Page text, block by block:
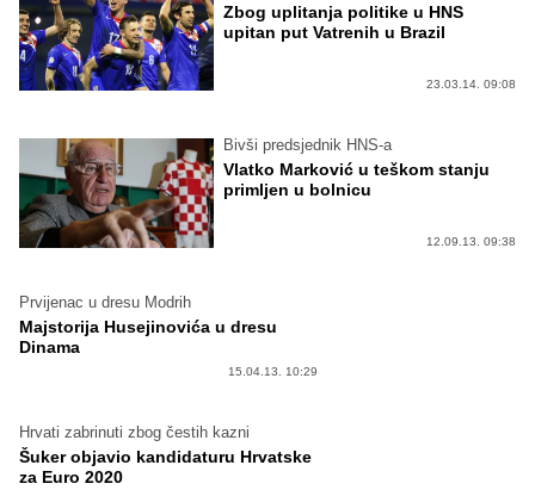
Zbog uplitanja politike u HNS
upitan put Vatrenih u Brazil
23.03.14. 09:08
Bivši predsjednik HNS-a
Vlatko Marković u teškom stanju
primljen u bolnicu
12.09.13. 09:38
Prvijenac u dresu Modrih
Majstorija Husejinovića u dresu
Dinama
15.04.13. 10:29
Hrvati zabrinuti zbog čestih kazni
Šuker objavio kandidaturu Hrvatske
za Euro 2020